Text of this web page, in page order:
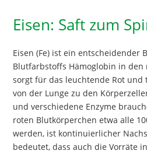
Eisen: Saft zum
Eisen (Fe) ist ein entscheidender
Blutfarbstoffs Hämoglobin in
sorgt für das leuchtende Rot
von der Lunge zu den
und verschiedene Enzyme
roten Blutkörperchen etwa alle
werden, ist kontinuierlicher
bedeutet, dass auch die Vorräte